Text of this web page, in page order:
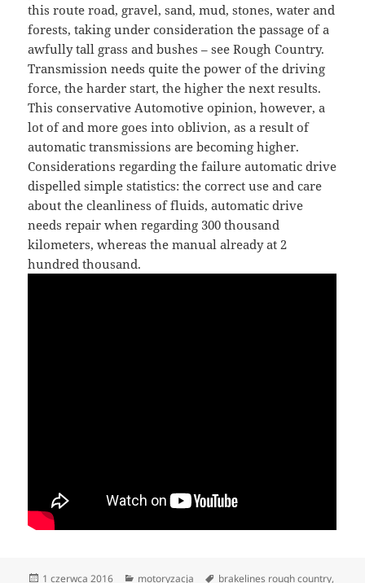
this route road, gravel, sand, mud, stones, water and
forests, taking under consideration the passage of a
awfully tall grass and bushes – see Rough Country.
Transmission needs quite the power of the driving
force, the harder start, the higher the next results.
This conservative Automotive opinion, however, a
lot of and more goes into oblivion, as a result of
automatic transmissions are becoming higher.
Considerations regarding the failure automatic drive
dispelled simple statistics: the correct use and care
about the cleanliness of fluids, automatic drive
needs repair when regarding 300 thousand
kilometers, whereas the manual already at 2
hundred thousand.
Data
1 czerwca 2016 Kategorie
motoryzacja Tagi
brakelines rough country,